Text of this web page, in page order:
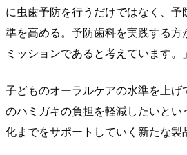
に虫歯予防を行うだけではなく、
準を高める。予防歯科を実践する
ミッションであると考えています。
子どものオーラルケアの水準を上
のハミガキの負担を軽減したいと
化までをサポートしていく新たな製